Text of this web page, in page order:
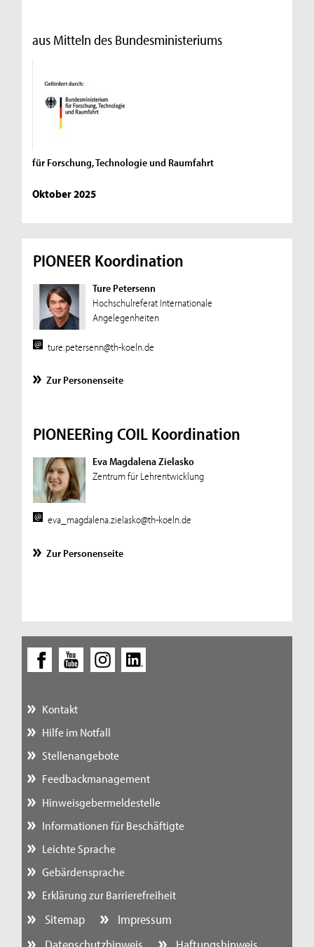
aus Mitteln des Bundesministeriums
für Forschung, Technologie und Raumfahrt
Oktober 2025
PIONEER Koordination
Ture Petersenn
Hochschulreferat Internationale
Angelegenheiten
ture.petersenn@th-koeln.de
Zur Personenseite
PIONEERing COIL Koordination
Eva Magdalena Zielasko
Zentrum für Lehrentwicklung
eva_magdalena.zielasko@th-koeln.de
Zur Personenseite
Kontakt
Hilfe im Notfall
Stellenangebote
Feedbackmanagement
Hinweisgebermeldestelle
Informationen für Beschäftigte
Leichte Sprache
Gebärdensprache
Erklärung zur Barrierefreiheit
Sitemap
Impressum